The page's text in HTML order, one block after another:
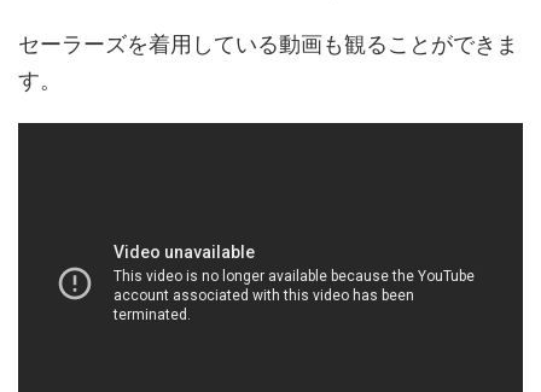
セーラーズを着用している動画も観ることができま
す。